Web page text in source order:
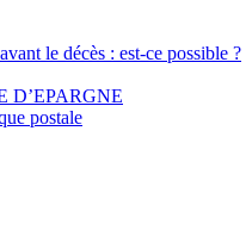
le décès : est-ce possible ?
D’EPARGNE
postale